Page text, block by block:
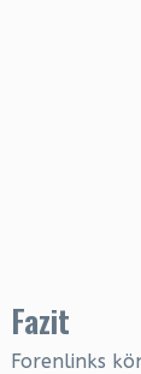
Fazit
Forenlinks